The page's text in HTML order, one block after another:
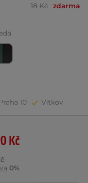
18 Kč zdarma
10 Vítkov
Kč
0%